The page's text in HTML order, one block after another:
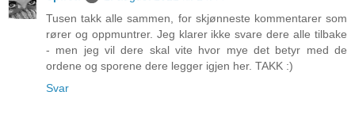
Tusen takk alle sammen, for skjønneste kommentarer som
rører og oppmuntrer. Jeg klarer ikke svare dere alle tilbake
- men jeg vil dere skal vite hvor mye det betyr med de
ordene og sporene dere legger igjen her. TAKK :)
Svar